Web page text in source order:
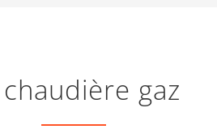
gaz